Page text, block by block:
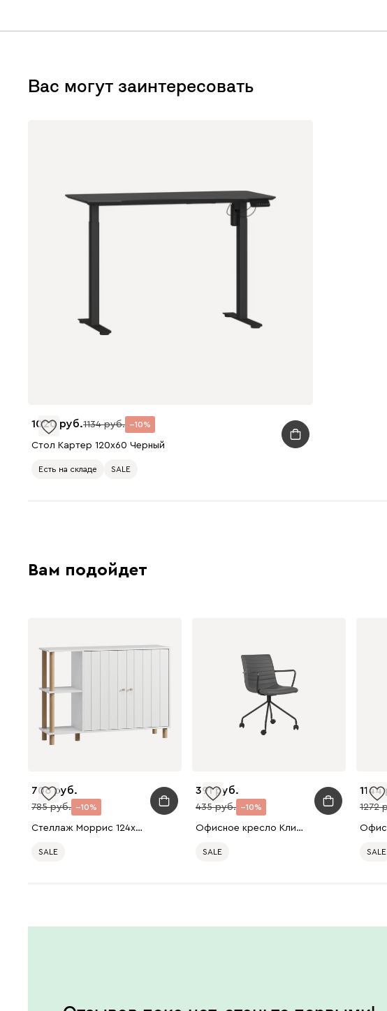
Вас могут заинтересовать
1020 1134 10
Стол Картер 120x60 Черный
Есть на складе SALE
Вам подойдет
706
785 10
Стеллаж Моррис 124x89 Белый
SALE
391
435 10
Офисное кресло Клип Экокожа Серый/Черный
SALE
1144
1272
SALE